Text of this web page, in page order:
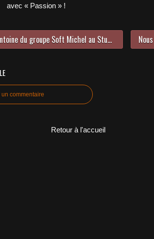
avec « Passion » !
Rencontre avec Antoine du groupe Soft Michel au Studio Luna Rossa à l’occasion de la parution de « Thalasso » !
un commentaire
Retour à l'accueil